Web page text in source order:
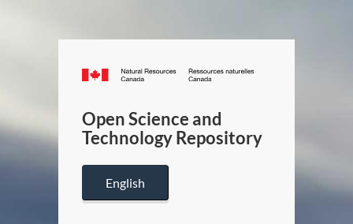
Canada.ca
/
Canada
Open Science and
Technology Repository
English